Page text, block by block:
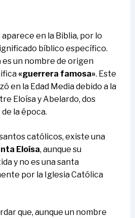
en la Biblia, por lo
bíblico específico.
es un nombre de origen
«guerrera famosa». Este
en la Edad Media debido a la
Eloísa y Abelardo, dos
la época.
católicos, existe una
Eloísa, aunque su
y no es una santa
por la Iglesia Católica
que, aunque un nombre